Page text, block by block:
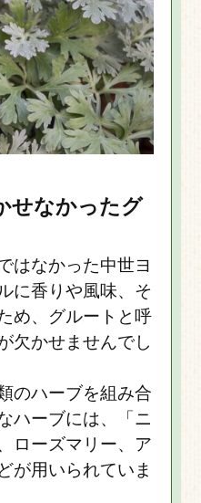
せなかったグ
はなかった中世ヨ
に香りや風味、そ
め、グルートと呼
欠かせませんでし
のハーブを組み合
ハーブには、「ニ
ローズマリー、ア
が用いられていま